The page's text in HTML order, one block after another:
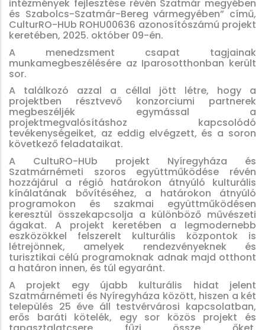
intézmények fejlesztése révén Szatmár megyében
és Szabolcs-Szatmár-Bereg vármegyében” című,
CulturRO-HUb ROHU00636 azonosítószámú projekt
keretében, 2025. október 09-én.
A menedzsment csapat tagjainak
munkamegbeszélésére az Iparosotthonban került
sor.
A találkozó azzal a céllal jött létre, hogy a
projektben résztvevő konzorciumi partnerek
megbeszéljék egymással a
projektmegvalósításhoz kapcsolódó
tevékenységeiket, az eddig elvégzett, és a soron
következő feladataikat.
A CultuRO-HUb projekt Nyíregyháza és
Szatmárnémeti szoros együttműködése révén
hozzájárul a régió határokon átnyúló kulturális
kínálatának bővítéséhez, a határokon átnyúló
programokon és szakmai együttműködésen
keresztül összekapcsolja a különböző művészeti
ágakat. A projekt keretében a legmodernebb
eszközökkel felszerelt kulturális központok is
létrejönnek, amelyek rendezvényeknek és
turisztikai célú programoknak adnak majd otthont
a határon innen, és túl egyaránt.
A projekt egy újabb kulturális hidat jelent
Szatmárnémeti és Nyíregyháza között, hiszen a két
település 25 éve áll testvérvárosi kapcsolatban,
erős baráti kötelék, egy sor közös projekt és